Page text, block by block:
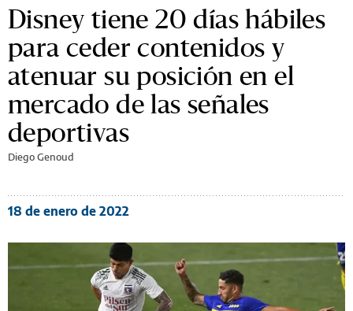
Disney tiene 20 días hábiles
para ceder contenidos y
atenuar su posición en el
mercado de las señales
deportivas
Diego Genoud
18 de enero de 2022